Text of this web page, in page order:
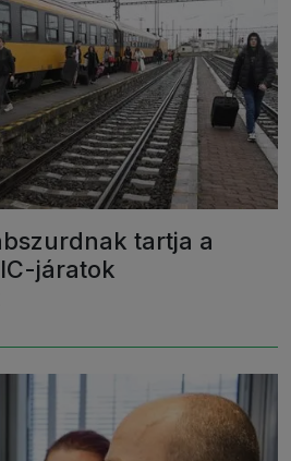
tartja a
járatok